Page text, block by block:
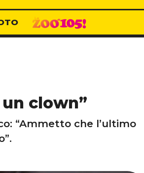
clown”
“Ammetto che l’ultimo